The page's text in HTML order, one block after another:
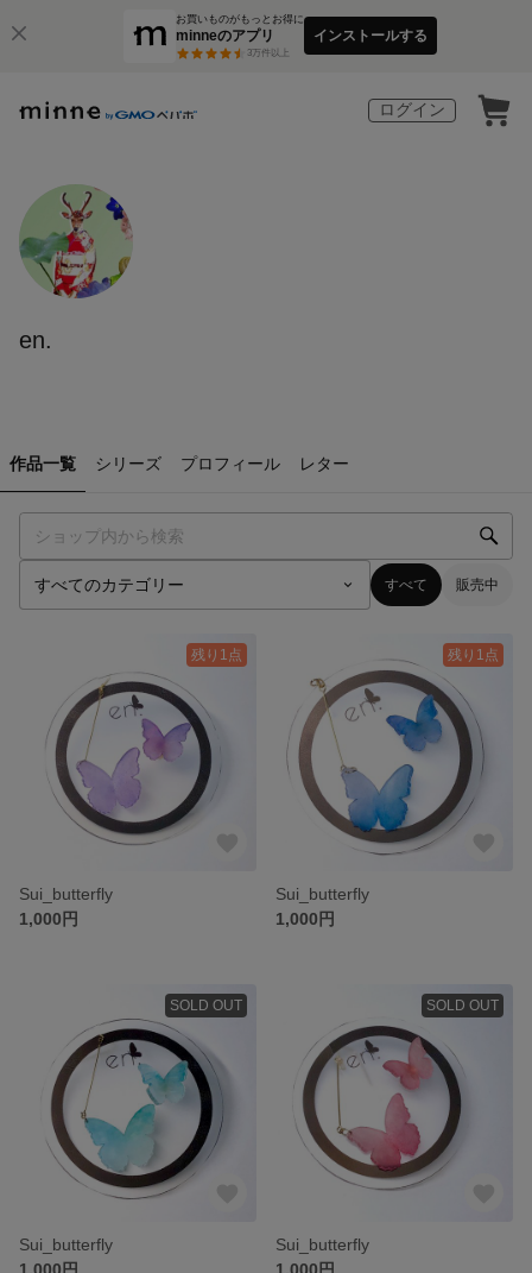
お買いものがもっとお得に
minneのアプリ
3万件以上
インストールする
ログイン
en.
作品一覧 シリーズ プロフィール レター
すべて 販売中
残り1点
Sui_butterfly
1,000円
残り1点
Sui_butterfly
1,000円
SOLD OUT
Sui_butterfly
1,000円
SOLD OUT
Sui_butterfly
1,000円